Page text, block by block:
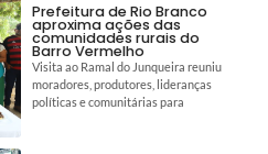
Prefeitura de Rio Branco
aproxima ações das
comunidades rurais do
Barro Vermelho
Visita ao Ramal do Junqueira reuniu
moradores, produtores, lideranças
políticas e comunitárias para